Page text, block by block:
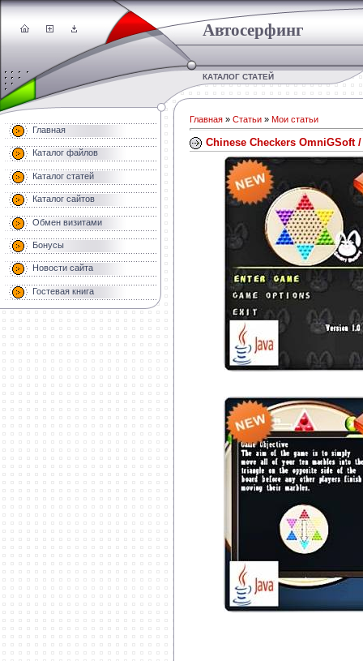
Автосерфинг
КАТАЛОГ СТАТЕЙ
Главная
Каталог файлов
Каталог статей
Каталог сайтов
Обмен визитами
Бонусы
Новости сайта
Гостевая книга
Главная » Статьи » Мои статьи
Chinese Checkers OmniGSoft